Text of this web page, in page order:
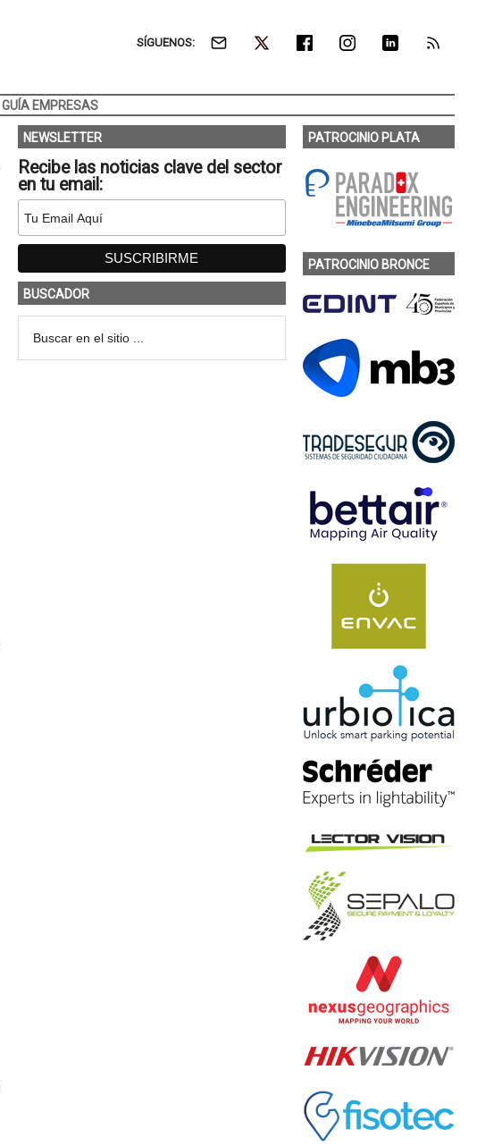
SÍGUENOS:
GUÍA EMPRESAS
NEWSLETTER
Recibe las noticias clave del sector
en tu email:
BUSCADOR
PATROCINIO PLATA
PATROCINIO BRONCE